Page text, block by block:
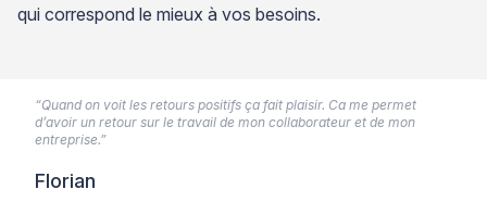
qui correspond le mieux à vos besoins.
“Quand on voit les retours positifs ça fait plaisir. Ca me permet
d’avoir un retour sur le travail de mon collaborateur et de mon
entreprise.”
Florian